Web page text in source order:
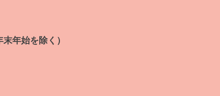
年始を除く）